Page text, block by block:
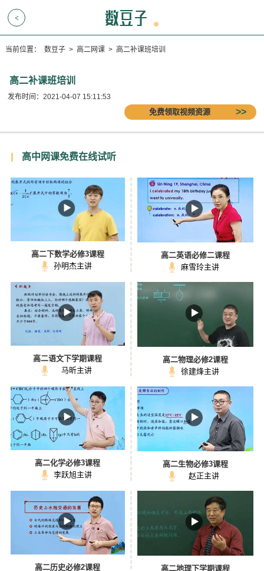
<
当前位置： 数豆子 > 高二网课 > 高二补课班培训
高二补课班培训
发布时间：2021-04-07 15:11:53
免费领取视频资源
高中网课免费在线试听
高二下数学必修3课程
孙明杰主讲
高二英语必修二课程
麻雪玲主讲
高二语文下学期课程
马昕主讲
高二物理必修2课程
徐建烽主讲
高二化学必修3课程
李跃旭主讲
高二生物必修3课程
赵正主讲
高二历史必修2课程
高二地理下学期课程